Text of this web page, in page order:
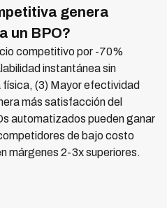
genera
un BPO?
competitivo por -70%
instantánea sin
(3) Mayor efectividad
más satisfacción del
automatizados pueden ganar
de bajo costo
márgenes 2-3x superiores.